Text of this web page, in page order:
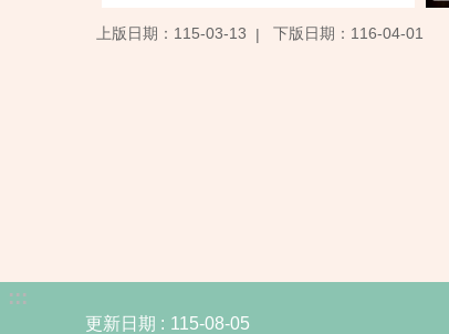
上版日期：115-03-13 下版日期：116-04-01
:::
更新日期
115-08-05